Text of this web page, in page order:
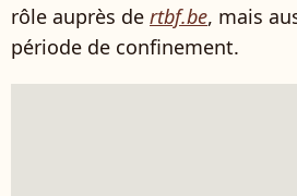
rôle auprès de rtbf.be, mais
période de confinement.